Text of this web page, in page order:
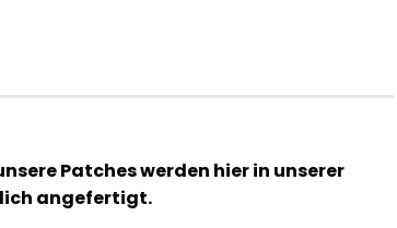
Patches werden hier in unserer
angefertigt.